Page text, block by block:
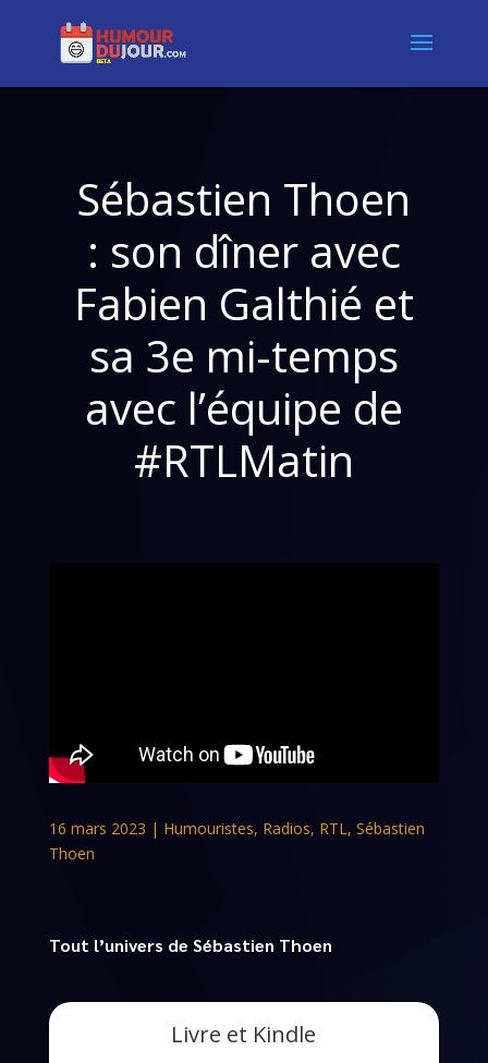
Sébastien Thoen
: son dîner avec
Fabien Galthié et
sa 3e mi-temps
avec l’équipe de
#RTLMatin
16 mars 2023 | Humouristes, Radios, RTL , Sébastien
Thoen
Tout l’univers de Sébastien Thoen
Livre et Kindle